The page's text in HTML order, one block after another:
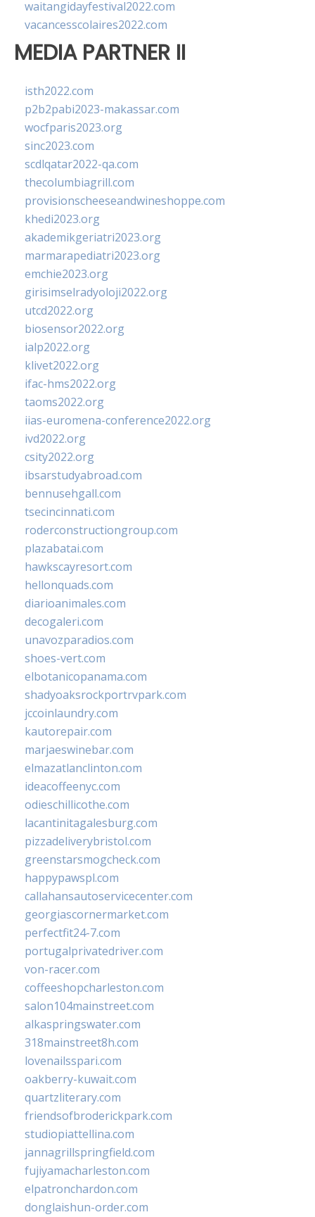
waitangidayfestival2022.com
vacancesscolaires2022.com
MEDIA PARTNER II
isth2022.com
p2b2pabi2023-makassar.com
wocfparis2023.org
sinc2023.com
scdlqatar2022-qa.com
thecolumbiagrill.com
provisionscheeseandwineshoppe.com
khedi2023.org
akademikgeriatri2023.org
marmarapediatri2023.org
emchie2023.org
girisimselradyoloji2022.org
utcd2022.org
biosensor2022.org
ialp2022.org
klivet2022.org
ifac-hms2022.org
taoms2022.org
iias-euromena-conference2022.org
ivd2022.org
csity2022.org
ibsarstudyabroad.com
bennusehgall.com
tsecincinnati.com
roderconstructiongroup.com
plazabatai.com
hawkscayresort.com
hellonquads.com
diarioanimales.com
decogaleri.com
unavozparadios.com
shoes-vert.com
elbotanicopanama.com
shadyoaksrockportrvpark.com
jccoinlaundry.com
kautorepair.com
marjaeswinebar.com
elmazatlanclinton.com
ideacoffeenyc.com
odieschillicothe.com
lacantinitagalesburg.com
pizzadeliverybristol.com
greenstarsmogcheck.com
happypawspl.com
callahansautoservicecenter.com
georgiascornermarket.com
perfectfit24-7.com
portugalprivatedriver.com
von-racer.com
coffeeshopcharleston.com
salon104mainstreet.com
alkaspringswater.com
318mainstreet8h.com
lovenailsspari.com
oakberry-kuwait.com
quartzliterary.com
friendsofbroderickpark.com
studiopiattellina.com
jannagrillspringfield.com
fujiyamacharleston.com
elpatronchardon.com
donglaishun-order.com